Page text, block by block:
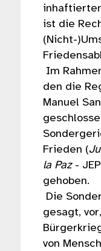
ist die
(Nicht-
Im
den die
Manuel
Frieden (
la Paz -
gehoben.
Die
gesagt,
von